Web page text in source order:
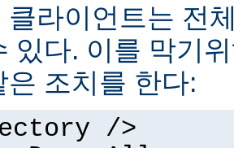
클라이언트는 전
있다. 이를 막기
은 조치를 한다:
/>